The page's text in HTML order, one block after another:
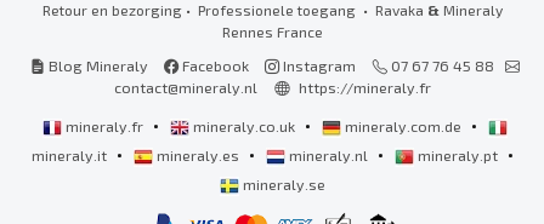
Retour en bezorging• Professionele toegang • Ravaka & Mineraly
Rennes France
Blog Mineraly
Facebook Instagram
07 67 76 45 88
contact@mineraly.nl
https://mineraly.fr
mineraly.fr • mineraly.co.uk • mineraly.com.de •
mineraly.it • mineraly.es • mineraly.nl • mineraly.pt •
mineraly.se